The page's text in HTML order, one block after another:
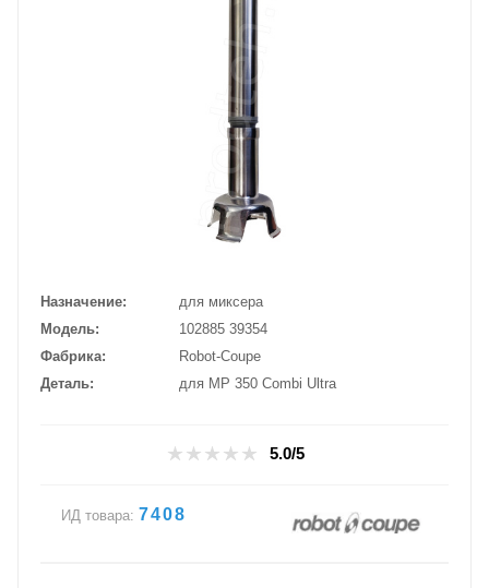
Назначение
для миксера
Модель
102885 39354
Фабрика
Robot-Coupe
Деталь
для MP 350 Combi Ultra
5.0/5
ИД товара: 7408